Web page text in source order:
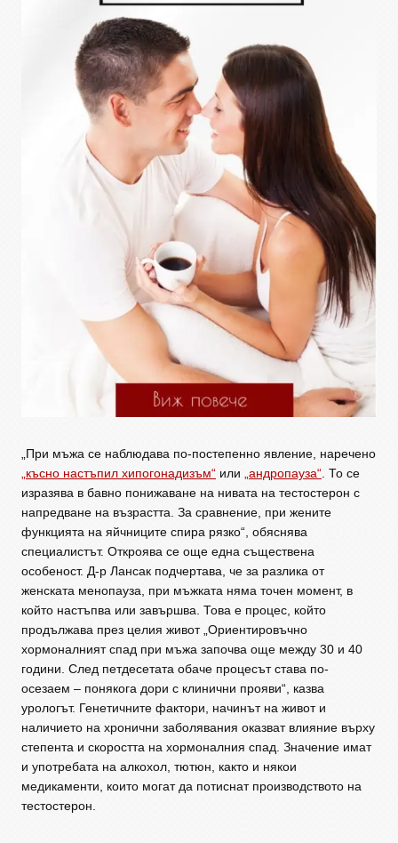
„При мъжа се наблюдава по-постепенно явление, наречено
„късно настъпил хипогонадизъм“ или „андропауза“. То се
изразява в бавно понижаване на нивата на тестостерон с
напредване на възрастта. За сравнение, при жените
функцията на яйчниците спира рязко“, обяснява
специалистът. Откроява се още една съществена
особеност. Д-р Лансак подчертава, че за разлика от
женската менопауза, при мъжката няма точен момент, в
който настъпва или завършва. Това е процес, който
продължава през целия живот „Ориентировъчно
хормоналният спад при мъжа започва още между 30 и 40
години. След петдесетата обаче процесът става по-
осезаем – понякога дори с клинични прояви“, казва
урологът. Генетичните фактори, начинът на живот и
наличието на хронични заболявания оказват влияние върху
степента и скоростта на хормоналния спад. Значение имат
и употребата на алкохол, тютюн, както и някои
медикаменти, които могат да потиснат производството на
тестостерон.